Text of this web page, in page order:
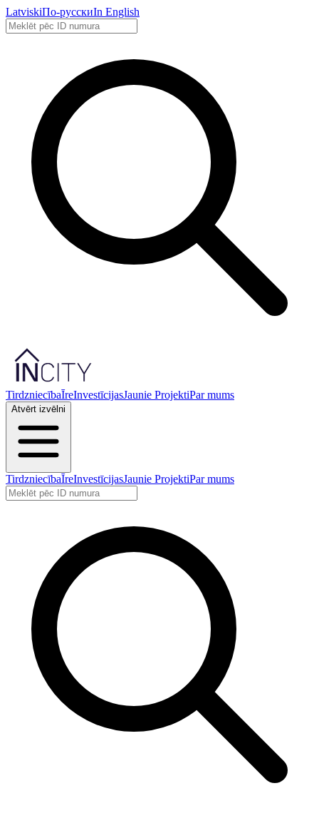
LatviskiПо-русскиIn English
TirdzniecībaĪreInvestīcijasJaunie ProjektiPar mums
Atvērt izvēlni
TirdzniecībaĪreInvestīcijasJaunie ProjektiPar mums